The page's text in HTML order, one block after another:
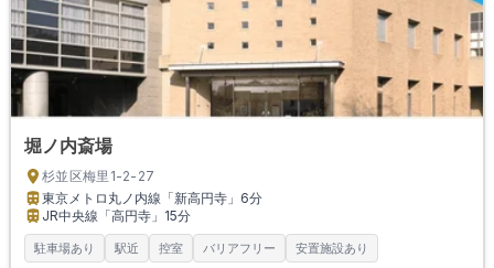
堀ノ内斎場
杉並区梅里1-2-27
東京メトロ丸ノ内線「新高円寺」 6分
JR中央線「高円寺」 15分
駐車場あり 駅近 控室 バリアフリー 安置施設あり